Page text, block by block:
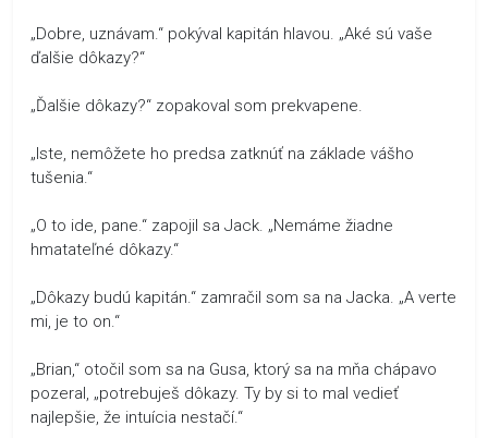
„Dobre, uznávam.“ pokýval kapitán hlavou. „Aké sú vaše
ďalšie dôkazy?“
„Ďalšie dôkazy?“ zopakoval som prekvapene.
„Iste, nemôžete ho predsa zatknúť na základe vášho
tušenia.“
„O to ide, pane.“ zapojil sa Jack. „Nemáme žiadne
hmatateľné dôkazy.“
„Dôkazy budú kapitán.“ zamračil som sa na Jacka. „A verte
mi, je to on.“
„Brian,“ otočil som sa na Gusa, ktorý sa na mňa chápavo
pozeral, „potrebuješ dôkazy. Ty by si to mal vedieť
najlepšie, že intuícia nestačí.“